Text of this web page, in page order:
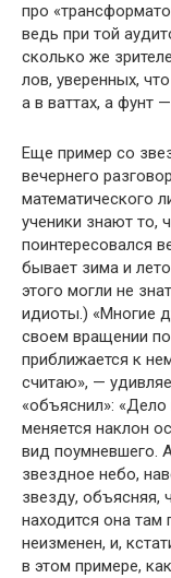
про
ведь при той
сколько же
лов, уверенных,
а в ват­тах, а фунт
Еще пример со
ве­чернего
математического
ученики знают то,
поинтересовался
бывает зима и
этого могли не
идиоты.) «Многие
своем вращении
приближается к
считаю», —
«объяснил»:
меняется наклон
вид поумневшего.
звездное небо,
звезду, объясняя,
находится она там
неизменен, и,
в этом примере,